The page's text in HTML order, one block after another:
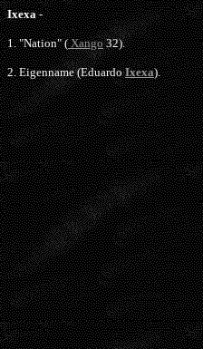
Ixexa-
1. "Nation" (Xango32).
2. Eigenname (EduardoIxexa).